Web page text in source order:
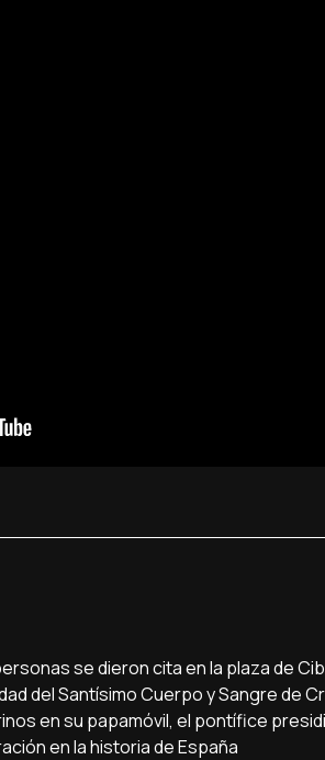
se dieron cita en la plaza de
del Santísimo Cuerpo y Sangre de
en su papamóvil, el pontífice
en la historia de España